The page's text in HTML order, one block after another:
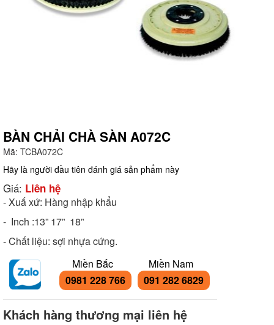
BÀN CHẢI CHÀ SÀN A072C
Mã: TCBA072C
Hãy là người đầu tiên đánh giá sản phẩm này
Giá: Liên hệ
- Xuấ xứ: Hàng nhập khẩu
- Inch :13” 17” 18”
- Chất liệu: sợi nhựa cứng.
Miền Bắc
0981 228 766
Miền Nam
091 282 6829
Khách hàng thương mại liên hệ